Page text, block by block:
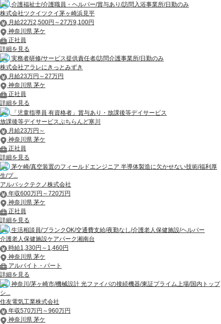
介護福祉士/介護職員・ヘルパー/賞与あり/訪問入浴事業所/日勤のみ
株式会社ツクイツクイ茅ヶ崎浜見平
月給22万2,500円～27万9,100円
神奈川県 茅ケ
正社員
詳細を見る
実務者研修/サービス提供責任者/訪問介護事業所/日勤のみ
株式会社アラレにきっとみずき
月給23万円～27万円
神奈川県 茅ケ
正社員
詳細を見る
「児童指導員 有資格者」賞与あり・放課後等デイサービス
放課後等デイサービスぷちらんど寒川
月給23万円～
神奈川県 茅ケ
正社員
詳細を見る
茅ケ崎/真空装置のフィールドエンジニア 半導体製造に欠かせない技術/福利厚
生/プ...
アルバックテクノ株式会社
年収600万円～720万円
神奈川県 茅ケ
正社員
詳細を見る
生活相談員/ブランクOK/交通費支給/夜勤なし/介護老人保健施設/ヘルパー
介護老人保健施設ケアパーク湘南台
時給1,330円～1,460円
神奈川県 茅ケ
アルバイト・パート
詳細を見る
神奈川/茅ヶ崎市/機械設計 光ファイバの接続機器/東証プライム上場/国内トップ
シ...
住友電気工業株式会社
年収570万円～960万円
神奈川県 茅ケ